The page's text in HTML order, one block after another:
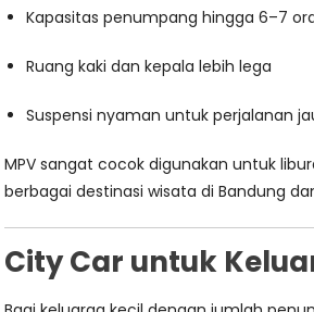
Kapasitas penumpang hingga 6–7
Ruang kaki dan kepala lebih lega
Suspensi nyaman untuk perjalanan
MPV sangat cocok digunakan untuk
berbagai destinasi wisata di Bandung
City Car untuk